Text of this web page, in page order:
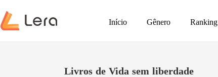
Início Gênero Ranking
Livros de Vida sem liberdade